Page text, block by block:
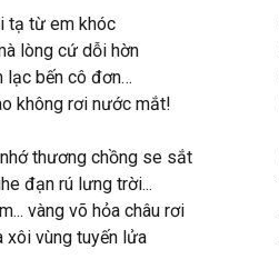
tạ từ em khóc
lòng cứ dỗi hờn
lạc bến cô đơn…
không rơi nước mắt!
thương chồng se sắt
đạn rú lưng trời...
vàng võ hỏa châu rơi
xôi vùng tuyến lửa